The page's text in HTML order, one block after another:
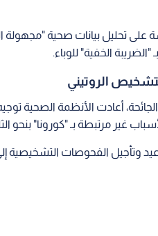
الخفية" للوباء.
الروتيني
أعادت الأنظمة الصحية
غير مرتبطة بـ "كورونا" بنحو
وتأجيل الفحوصات